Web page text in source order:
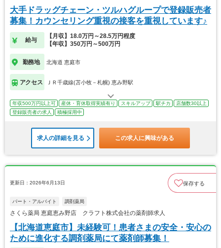
大手ドラッグチェーン・ツルハグループで登録販売者
募集！カウンセリング重視の接客を重視しています♪
給与
【月収】18.0万円～28.5万円程度
【年収】350万円～500万円
勤務地 北海道 恵庭市
アクセス ＪＲ千歳線(苫小牧－札幌) 恵み野駅
年収500万円以上可 産休・育休取得実績有り スキルアップ 駅チカ
店舗数30以上
登録販売者の求人
積極採用中
求人の詳細を見る この求人に興味がある
更新日：2026年6月13日 保存する
パート・アルバイト 調剤薬局
さくら薬局 恵庭恵み野店 クラフト株式会社の薬剤師求人
【北海道恵庭市】未経験可！患者さまの安全・安心の
ために進化する調剤薬局にて薬剤師募集！